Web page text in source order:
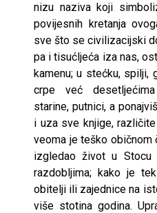
nizu naziva koji
povijesnih kretanja
sve što se civilizacijski
pa i tisućljeća iza nas,
kamenu; u stećku, spilji,
crpe već
starine, putnici, a
i uza sve knjige,
veoma je teško običnom
izgledao život u Stocu
razdobljima; kako je
obitelji ili zajednice na
više stotina godina.